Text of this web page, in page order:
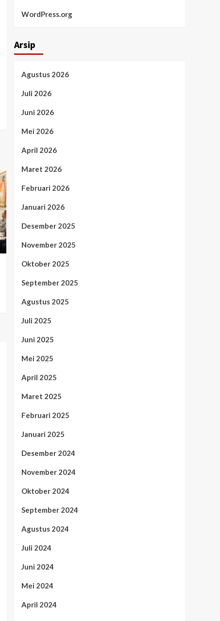
WordPress.org
Arsip
Agustus 2026
Juli 2026
Juni 2026
Mei 2026
April 2026
Maret 2026
Februari 2026
Januari 2026
Desember 2025
November 2025
Oktober 2025
September 2025
Agustus 2025
Juli 2025
Juni 2025
Mei 2025
April 2025
Maret 2025
Februari 2025
Januari 2025
Desember 2024
November 2024
Oktober 2024
September 2024
Agustus 2024
Juli 2024
Juni 2024
Mei 2024
April 2024